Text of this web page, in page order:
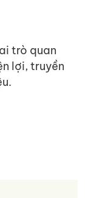
trò quan
lợi, truyền